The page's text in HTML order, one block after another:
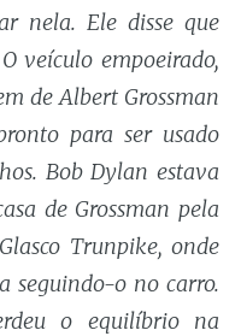
nela. Ele disse que
veículo empoeirado,
de Albert Grossman
para ser usado
Bob Dylan estava
de Grossman pela
Trunpike, onde
seguindo-o no carro.
o equilíbrio na